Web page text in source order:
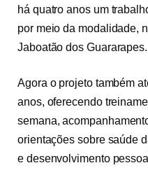
há quatro anos um
por meio da modalidade,
Jaboatão dos Guararapes.
Agora o projeto também
anos, oferecendo
semana,
orientações sobre saúde
e desenvolvimento